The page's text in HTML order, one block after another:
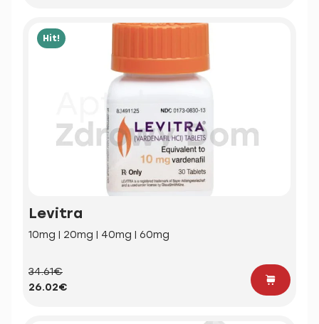
Hit!
Levitra
10mg | 20mg | 40mg | 60mg
34.61€
26.02€